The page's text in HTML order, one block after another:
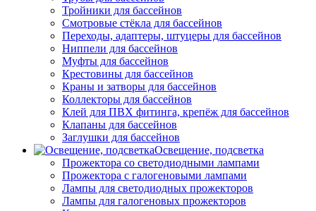
Тройники для бассейнов
Смотровые стёкла для бассейнов
Переходы, адаптеры, штуцеры для бассейнов
Ниппели для бассейнов
Муфты для бассейнов
Крестовины для бассейнов
Краны и затворы для бассейнов
Коллекторы для бассейнов
Клей для ПВХ фитинга, крепёж для бассейнов
Клапаны для бассейнов
Заглушки для бассейнов
Освещение, подсветка
Прожектора со светодиодными лампами
Прожектора с галогеновыми лампами
Лампы для светодиодных прожекторов
Лампы для галогеновых прожекторов